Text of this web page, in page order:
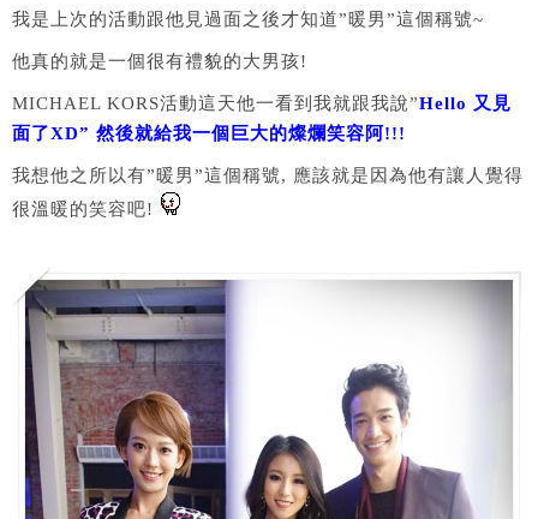
我是上次的活動跟他見過面之後才知道”暖男”這個稱號~
他真的就是一個很有禮貌的大男孩!
MICHAEL KORS活動這天他一看到我就跟我說”Hello 又見
面了XD” 然後就給我一個巨大的燦爛笑容阿!!!
我想他之所以有”暖男”這個稱號, 應該就是因為他有讓人覺得
很溫暖的笑容吧!